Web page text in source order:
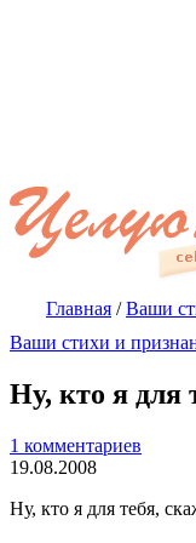
Главная /Ваши
Ваши стихи и
Ну, кто я для
1 комментариев
19.08.2008
Ну, кто я для тебя,